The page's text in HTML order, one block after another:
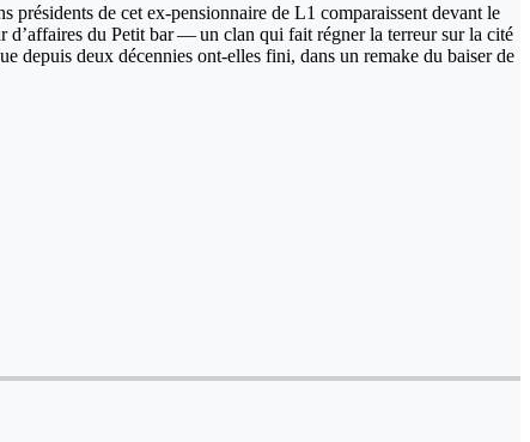
de cet ex-pensionnaire de L1 comparaissent devant le
d’affaires du Petit bar — un clan qui fait régner la terreur sur la cité
depuis deux décennies ont-elles fini, dans un remake du baiser de